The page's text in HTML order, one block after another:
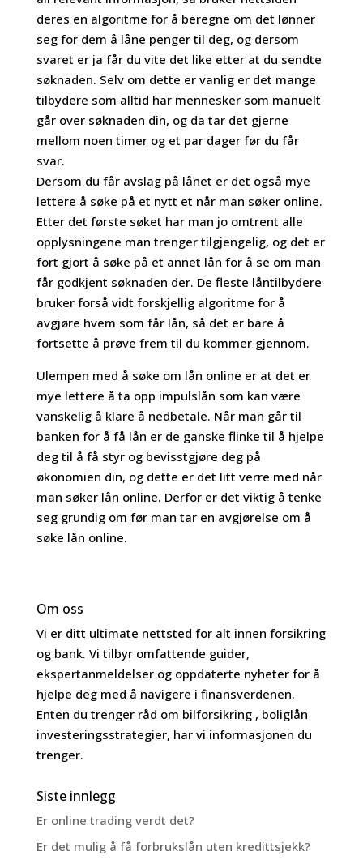
deres en algoritme for å beregne om det lønner
seg for dem å låne penger til deg, og dersom
svaret er ja får du vite det like etter at du sendte
søknaden. Selv om dette er vanlig er det mange
tilbydere som alltid har mennesker som manuelt
går over søknaden din, og da tar det gjerne
mellom noen timer og et par dager før du får
svar.
Dersom du får avslag på lånet er det også mye
lettere å søke på et nytt et når man søker online.
Etter det første søket har man jo omtrent alle
opplysningene man trenger tilgjengelig, og det er
fort gjort å søke på et annet lån for å se om man
får godkjent søknaden der. De fleste låntilbydere
bruker forså vidt forskjellig algoritme for å
avgjøre hvem som får lån, så det er bare å
fortsette å prøve frem til du kommer gjennom.
Ulempen med å søke om lån online er at det er
mye lettere å ta opp impulslån som kan være
vanskelig å klare å nedbetale. Når man går til
banken for å få lån er de ganske flinke til å hjelpe
deg til å få styr og bevisstgjøre deg på
økonomien din, og dette er det litt verre med når
man søker lån online. Derfor er det viktig å tenke
seg grundig om før man tar en avgjørelse om å
søke lån online.
Om oss
Vi er ditt ultimate nettsted for alt innen forsikring
og bank. Vi tilbyr omfattende guider,
ekspertanmeldelser og oppdaterte nyheter for å
hjelpe deg med å navigere i finansverdenen.
Enten du trenger råd om bilforsikring , boliglån
investeringsstrategier, har vi informasjonen du
trenger.
Siste innlegg
Er online trading verdt det?
Er det mulig å få forbrukslån uten kredittsjekk?